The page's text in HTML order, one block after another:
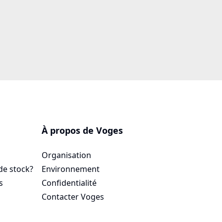
stock?
À propos de Voges
Organisation
Environnement
Confidentialité
Contacter Voges